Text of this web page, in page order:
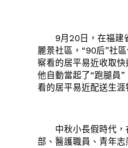
9月20日，在福建
麗景社區，“90后”社
察看的居平易近收取快
他自動當起了“跑腿員
看的居平易近配送生涯
中秋小長假時代，
部、醫護職員、青年